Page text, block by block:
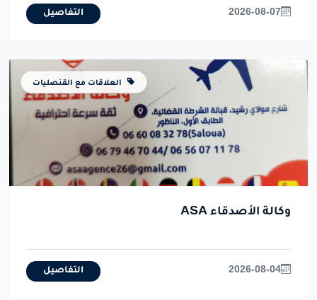
2026-08-07 التفاصيل
العلاقات مع القنصليات
وكالة الأصدقاء ASA
2026-08-04 التفاصيل